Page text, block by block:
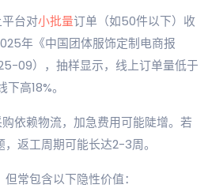
台对小批量订单（如50件以下）收
年《中国团体服饰定制电商报
09），抽样显示，线上订单量低于
高18%。
依赖物流，加急费用可能陡增。若
返工周期可能长达2-3周。
常包含以下隐性价值：